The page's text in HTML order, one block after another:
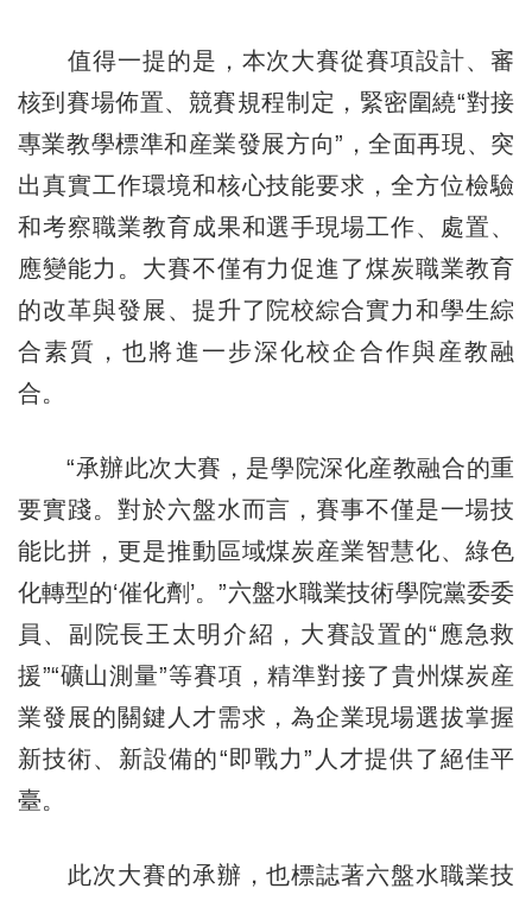
值得一提的是，本次大賽從賽項設計、審
核到賽場佈置、競賽規程制定，緊密圍繞“對接
專業教學標準和産業發展方向”，全面再現、突
出真實工作環境和核心技能要求，全方位檢驗
和考察職業教育成果和選手現場工作、處置、
應變能力。大賽不僅有力促進了煤炭職業教育
的改革與發展、提升了院校綜合實力和學生綜
合素質，也將進一步深化校企合作與産教融
合。
“承辦此次大賽，是學院深化産教融合的重
要實踐。對於六盤水而言，賽事不僅是一場技
能比拼，更是推動區域煤炭産業智慧化、綠色
化轉型的‘催化劑’。”六盤水職業技術學院黨委委
員、副院長王太明介紹，大賽設置的“應急救
援”“礦山測量”等賽項，精準對接了貴州煤炭産
業發展的關鍵人才需求，為企業現場選拔掌握
新技術、新設備的“即戰力”人才提供了絕佳平
臺。
此次大賽的承辦，也標誌著六盤水職業技